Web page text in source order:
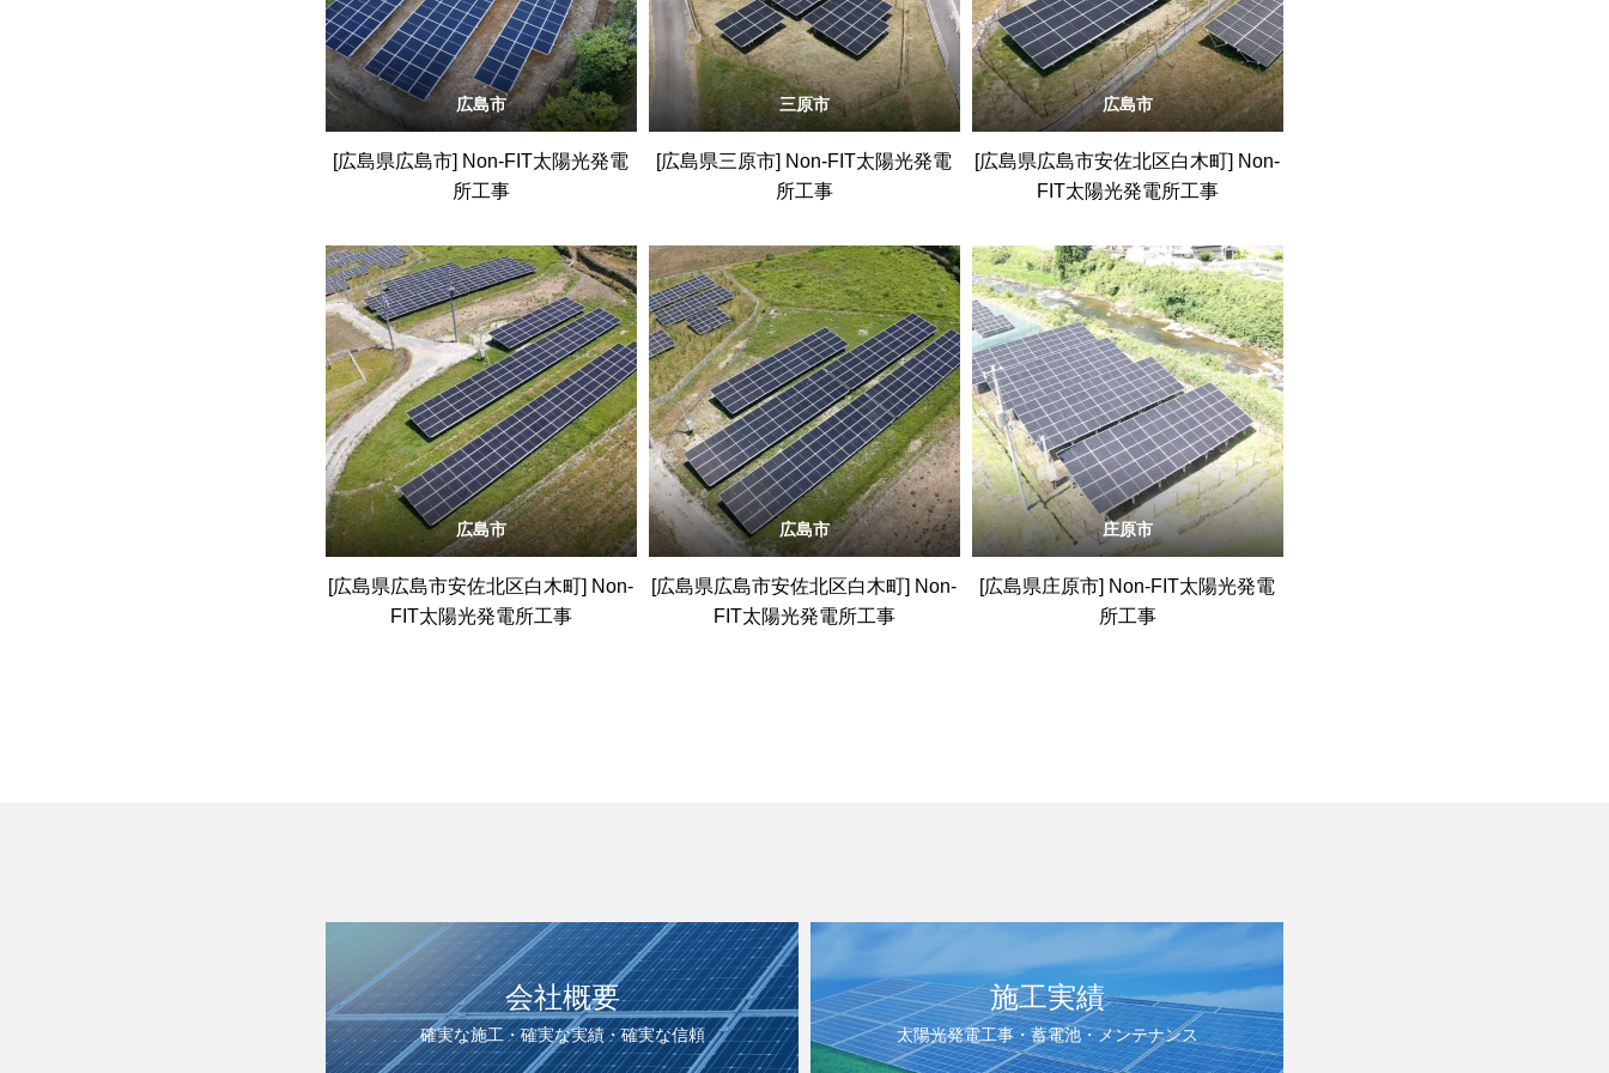
広島市
[広島県広島市] Non-FIT太陽光発電
所工事
三原市
[広島県三原市] Non-FIT太陽光発電
所工事
広島市
[広島県広島市安佐北区白木町] Non-
FIT太陽光発電所工事
広島市
[広島県広島市安佐北区白木町] Non-
FIT太陽光発電所工事
広島市
[広島県広島市安佐北区白木町] Non-
FIT太陽光発電所工事
庄原市
[広島県庄原市] Non-FIT太陽光発電
所工事
会社概要
確実な施工・確実な実績・確実な信頼
施工実績
太陽光発電工事・蓄電池・メンテナンス